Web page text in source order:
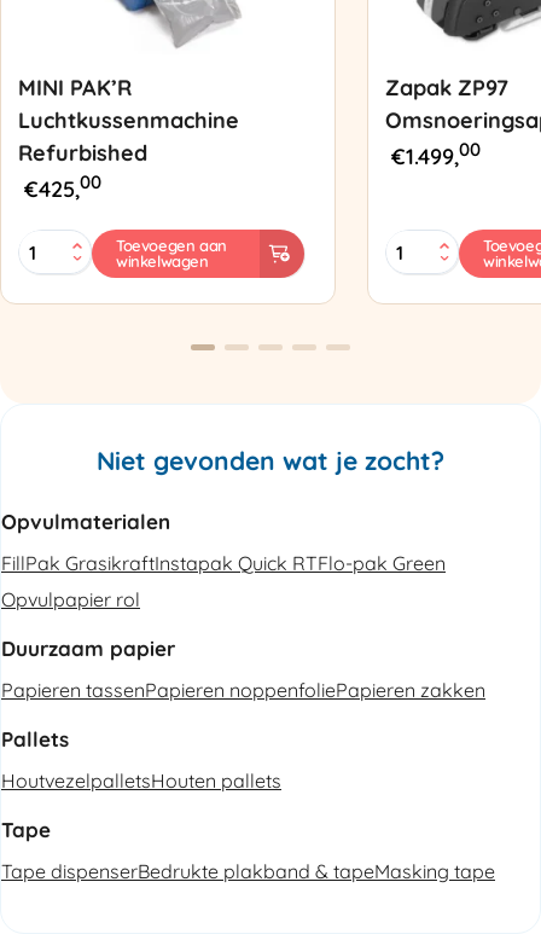
MINI PAK’R
Luchtkussenmachine
Refurbished
€425,00
MINI
PAK'R
Refurbished
Toevoegen aan
winkelwagen
Zapak ZP97
€1.499,00
Zapak
ZP97
aantal
Niet gevonden wat je zocht?
Opvulmaterialen
FillPak GrasikraftInstapak Quick RTFlo-pak Green
Opvulpapier rol
Duurzaam papier
Papieren tassenPapieren noppenfoliePapieren zakken
Pallets
HoutvezelpalletsHouten pallets
Tape
Tape dispenserBedrukte plakband & tapeMasking tape